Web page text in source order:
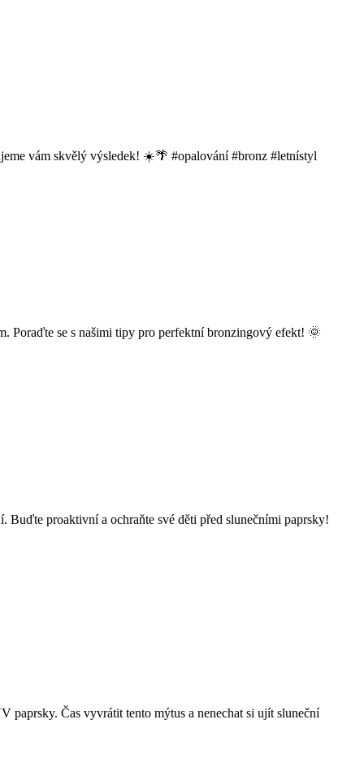
vám skvělý výsledek! ☀️🌴 #opalování #bronz #letnístyl
Poraďte se s našimi tipy pro perfektní bronzingový efekt! 🌞
Buďte proaktivní a ochraňte své děti před slunečními paprsky!
paprsky. Čas vyvrátit tento mýtus a nenechat si ujít sluneční